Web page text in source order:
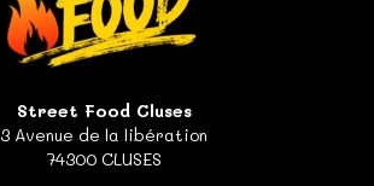
Street Food Cluses
3 Avenue de la libération
74300 CLUSES